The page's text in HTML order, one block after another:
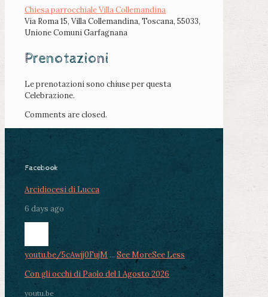
Chiesa parrocchiale Villa Collemandina
Via Roma 15, Villa Collemandina, Toscana, 55033,
Unione Comuni Garfagnana
Prenotazioni
Le prenotazioni sono chiuse per questa
Celebrazione.
Comments are closed.
Facebook
Arcidiocesi di Lucca
6 days ago
youtu.be/5cAwjj0FujM ... See MoreSee Less
Con gli occhi di Paolo del 1 Agosto 2026
youtu.be